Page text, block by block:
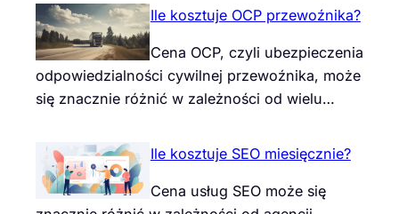
Ile kosztuje OCP przewoźnika?
Cena OCP, czyli ubezpieczenia
odpowiedzialności cywilnej przewoźnika, może
się znacznie różnić w zależności od wielu…
Ile kosztuje SEO miesięcznie?
Cena usług SEO może się